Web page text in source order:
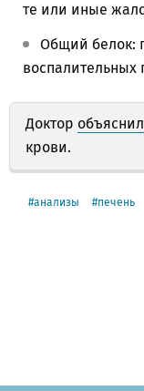
те или иные
Общий белок:
воспалительных
Доктор объяснил
крови.
анализы печень